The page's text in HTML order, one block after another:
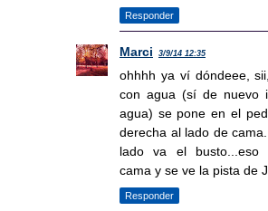
Responder
Marci 3/9/14 12:35
ohhhh ya ví dóndeee,
con agua (sí de nuevo
agua) se pone en el
derecha al lado de
lado va el busto...eso
cama y se ve la pista de
Responder